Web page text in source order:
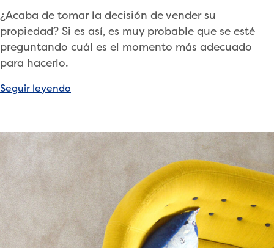
¿Acaba de tomar la decisión de vender su
propiedad? Si es así, es muy probable que se esté
preguntando cuál es el momento más adecuado
para hacerlo.
Seguir leyendo
su
propiedad
momento
adecuado»